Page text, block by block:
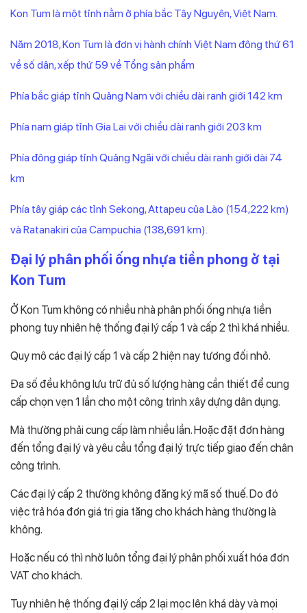
Kon Tum là một tỉnh nằm ở phía bắc Tây Nguyên, Việt Nam.
Năm 2018, Kon Tum là đơn vị hành chính Việt Nam đông thứ 61
về số dân, xếp thứ 59 về Tổng sản phẩm
Phía bắc giáp tỉnh Quảng Nam với chiều dài ranh giới 142 km
Phía nam giáp tỉnh Gia Lai với chiều dài ranh giới 203 km
Phía đông giáp tỉnh Quảng Ngãi với chiều dài ranh giới dài 74
km
Phía tây giáp các tỉnh Sekong, Attapeu của Lào (154,222 km)
và Ratanakiri của Campuchia (138,691 km).
Đại lý phân phối ống nhựa tiền phong ở tại
Kon Tum
Ở Kon Tum không có nhiều nhà phân phối ống nhựa tiền
phong tuy nhiên hệ thống đại lý cấp 1 và cấp 2 thì khá nhiều.
Quy mô các đại lý cấp 1 và cấp 2 hiện nay tương đối nhỏ.
Đa số đều không lưu trữ đủ số lượng hàng cần thiết để cung
cấp chọn vẹn 1 lần cho một công trình xây dựng dân dụng.
Mà thường phải cung cấp làm nhiều lần. Hoặc đặt đơn hàng
đến tổng đại lý và yêu cầu tổng đại lý trực tiếp giao đến chân
công trình.
Các đại lý cấp 2 thường không đăng ký mã số thuế. Do đó
việc trả hóa đơn giá trị gia tăng cho khách hàng thường là
không.
Hoặc nếu có thì nhờ luôn tổng đại lý phân phối xuất hóa đơn
VAT cho khách.
Tuy nhiên hệ thống đại lý cấp 2 lại mọc lên khá dày và mọi